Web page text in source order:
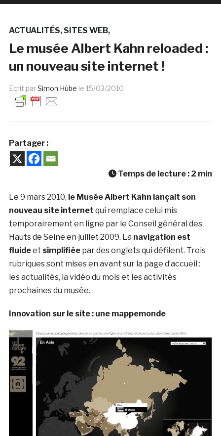
ACTUALITÉS SITES WEB
Le musée Albert Kahn reloaded :
un nouveau site internet !
Ecrit parSimon Hübe le 15/03/2010
Partager :
Temps de lecture : 2 min
Le 9 mars 2010, le Musée Albert Kahn lançait son
nouveau site internet qui remplace celui mis
temporairement en ligne par le Conseil général des
Hauts de Seine en juillet 2009. La navigation est
fluideet simplifiée par des onglets qui défilent. Trois
rubriques sont mises en avant sur la page d’accueil :
les actualités, la vidéo du mois et les activités
prochaines du musée.
Innovation sur le site : une mappemonde